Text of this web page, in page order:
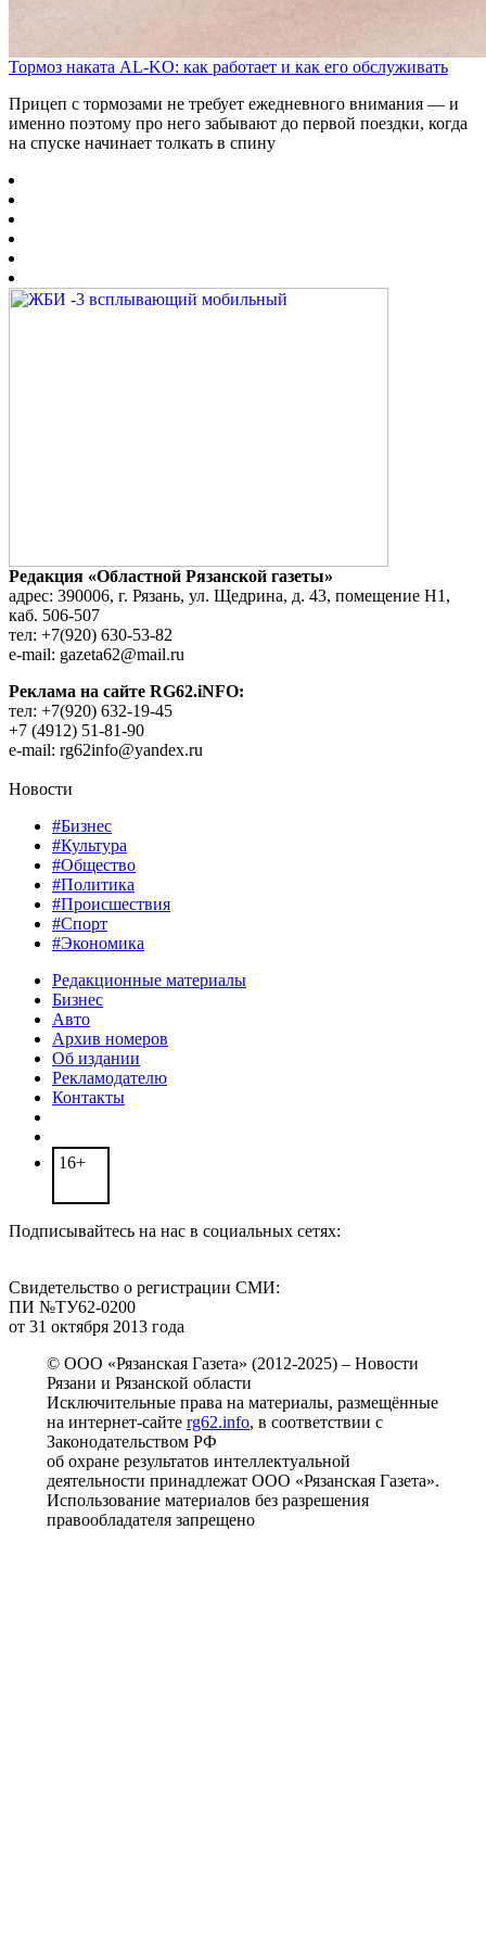
Тормоз наката AL-KO: как работает и как его обслуживать
Прицеп с тормозами не требует ежедневного внимания — и
именно поэтому про него забывают до первой поездки, когда
на спуске начинает толкать в спину
Редакция «Областной Рязанской газеты»
адрес: 390006, г. Рязань, ул. Щедрина, д. 43, помещение Н1,
каб. 506-507
тел: +7(920) 630-53-82
e-mail: gazeta62@mail.ru
Реклама на сайте RG62.iNFO:
тел: +7(920) 632-19-45
+7 (4912) 51-81-90
e-mail: rg62info@yandex.ru
Новости
#Бизнес
#Культура
#Общество
#Политика
#Происшествия
#Спорт
#Экономика
Редакционные материалы
Бизнес
Авто
Архив номеров
Об издании
Рекламодателю
Контакты
16+
Подписывайтесь на нас в социальных сетях:
Свидетельство о регистрации СМИ:
ПИ №ТУ62-0200
от 31 октября 2013 года
© ООО «Рязанская Газета» (2012-2025) – Новости
Рязани и Рязанской области
Исключительные права на материалы, размещённые
на интернет-сайте rg62.info, в соответствии с
Законодательством РФ
об охране результатов интеллектуальной
деятельности принадлежат ООО «Рязанская Газета».
Использование материалов без разрешения
правообладателя запрещено